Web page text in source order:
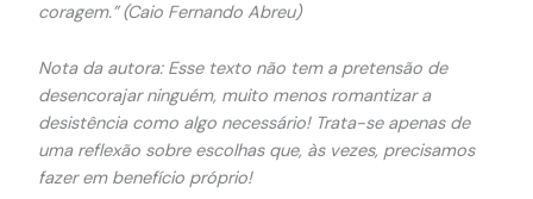
coragem.” (Caio Fernando Abreu)
Nota da autora: Esse texto não tem a pretensão de
desencorajar ninguém, muito menos romantizar a
desistência como algo necessário! Trata-se apenas de
uma reflexão sobre escolhas que, às vezes, precisamos
fazer em benefício próprio!